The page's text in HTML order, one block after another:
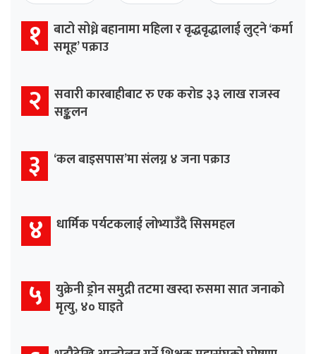
१ बाटो सोध्ने बहानामा महिला र वृद्धवृद्धालाई लुट्ने ‘कर्मा
समूह’ पक्राउ
२ सवारी कारबाहीबाट रु एक करोड ३३ लाख राजस्व
सङ्कलन
३ ‘कल बाइसपास’मा संलग्न ४ जना पक्राउ
४ धार्मिक पर्यटकलाई लोभ्याउँदै सिसमहल
५ युक्रेनी ड्रोन समुद्री तटमा खस्दा रुसमा सात जनाको
मृत्यु, ४० घाइते